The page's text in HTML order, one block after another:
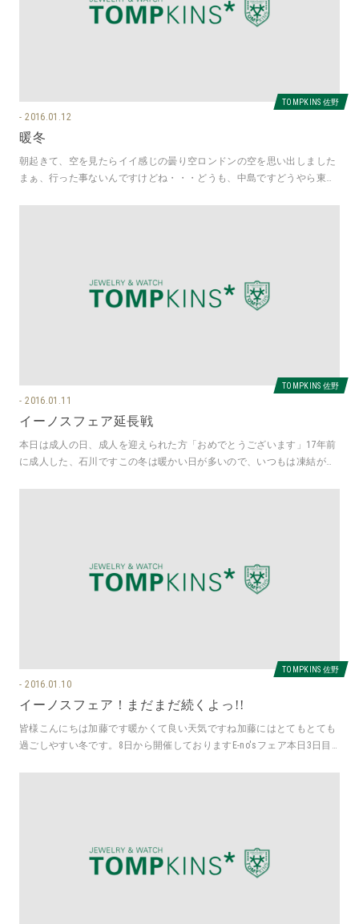
TOMPKINS 佐野
2016.01.12
暖冬
朝起きて、空を見たらイイ感じの曇り空ロンドンの空を思い出しました
まぁ、行った事ないんですけどね・・・どうも、中島ですどうやら東京
TOMPKINS 佐野
2016.01.11
イーノスフェア延長戦
本日は成人の日、成人を迎えられた方「おめでとうございます」17年前
に成人した、石川ですこの冬は暖かい日が多いので、いつもは凍結が怖
TOMPKINS 佐野
2016.01.10
イーノスフェア！まだまだ続くよっ!!
皆様こんにちは加藤です暖かくて良い天気ですね加藤にはとてもとても
過ごしやすい冬です。8日から開催しておりますE-no'sフェア本日3日目